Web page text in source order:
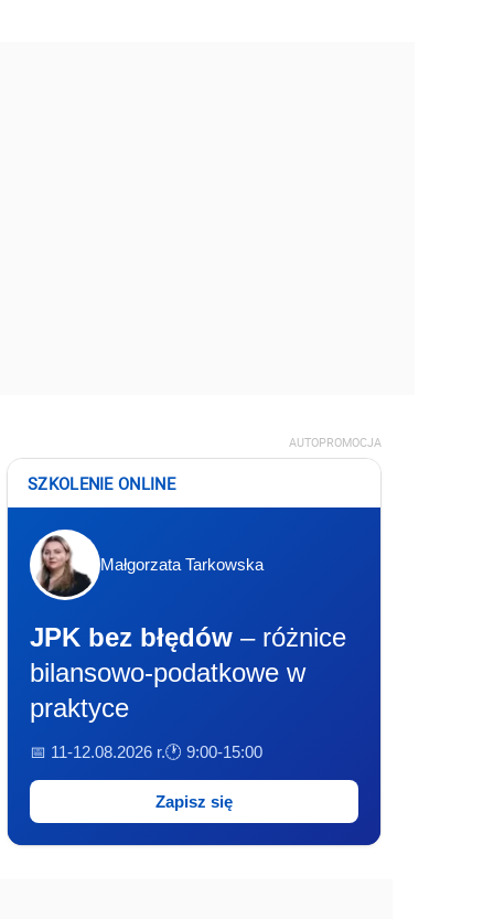
AUTOPROMOCJA
SZKOLENIE ONLINE
Małgorzata Tarkowska
JPK bez błędów – różnice
bilansowo-podatkowe w
praktyce
📅 11-12.08.2026 r.🕐 9:00-15:00
Zapisz się